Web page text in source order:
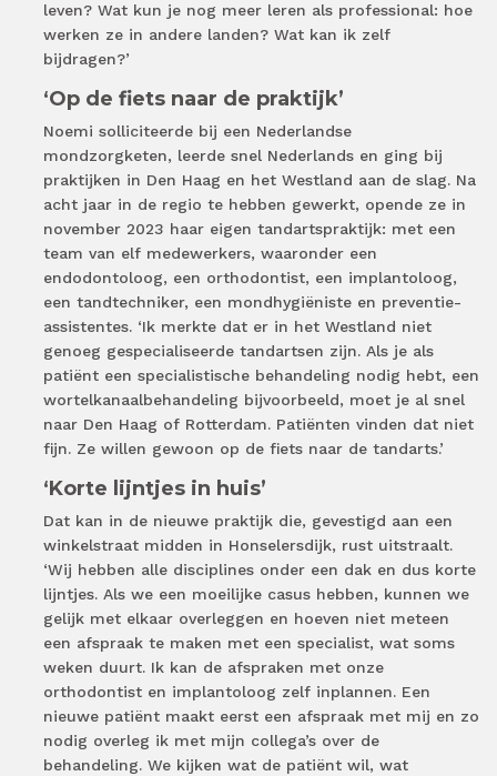
leven? Wat kun je nog meer leren als professional: hoe
werken ze in andere landen? Wat kan ik zelf
bijdragen?’
‘Op de fiets naar de praktijk’
Noemi solliciteerde bij een Nederlandse
mondzorgketen, leerde snel Nederlands en ging bij
praktijken in Den Haag en het Westland aan de slag. Na
acht jaar in de regio te hebben gewerkt, opende ze in
november 2023 haar eigen tandartspraktijk: met een
team van elf medewerkers, waaronder een
endodontoloog, een orthodontist, een implantoloog,
een tandtechniker, een mondhygiëniste en preventie-
assistentes. ‘Ik merkte dat er in het Westland niet
genoeg gespecialiseerde tandartsen zijn. Als je als
patiënt een specialistische behandeling nodig hebt, een
wortelkanaalbehandeling bijvoorbeeld, moet je al snel
naar Den Haag of Rotterdam. Patiënten vinden dat niet
fijn. Ze willen gewoon op de fiets naar de tandarts.’
‘Korte lijntjes in huis’
Dat kan in de nieuwe praktijk die, gevestigd aan een
winkelstraat midden in Honselersdijk, rust uitstraalt.
‘Wij hebben alle disciplines onder een dak en dus korte
lijntjes. Als we een moeilijke casus hebben, kunnen we
gelijk met elkaar overleggen en hoeven niet meteen
een afspraak te maken met een specialist, wat soms
weken duurt. Ik kan de afspraken met onze
orthodontist en implantoloog zelf inplannen. Een
nieuwe patiënt maakt eerst een afspraak met mij en zo
nodig overleg ik met mijn collega’s over de
behandeling. We kijken wat de patiënt wil, wat